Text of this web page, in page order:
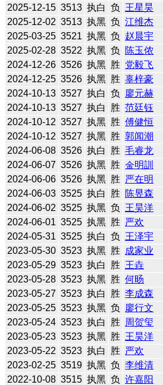
2025-12-15 3513 执白 负 王星昊
2025-12-02 3513 执黑 负 江维杰
2025-03-25 3521 执黑 负 赵晨宇
2025-02-28 3522 执黑 负 陈玉侬
2024-12-26 3526 执黑 胜 党毅飞
2024-12-25 3526 执黑 胜 辜梓豪
2024-10-13 3527 执白 负 廖元赫
2024-10-13 3527 执白 胜 范廷钰
2024-10-12 3527 执黑 胜 傅健恒
2024-10-12 3527 执黑 胜 郭闻潮
2024-06-08 3526 执白 胜 毛睿龙
2024-06-07 3526 执黑 胜 金明訓
2024-06-06 3526 执黑 胜 严在明
2024-06-03 3525 执白 胜 陈昱森
2024-06-02 3525 执黑 负 王昊洋
2024-06-01 3525 执黑 胜 严欢
2024-05-31 3525 执白 负 王泽宇
2023-05-30 3523 执黑 胜 成家业
2023-05-29 3523 执白 胜 王垚
2023-05-28 3523 执黑 胜 何旸
2023-05-27 3523 执白 胜 李成森
2023-05-25 3523 执黑 负 廖行文
2023-05-24 3523 执白 胜 周贺玺
2023-05-23 3523 执黑 胜 王昊洋
2023-05-22 3523 执白 胜 严欢
2023-02-25 3519 执黑 负 李维清
2022-10-08 3515 执黑 负 许嘉阳